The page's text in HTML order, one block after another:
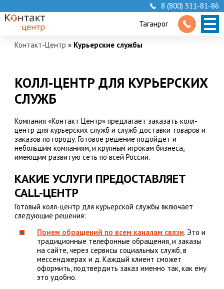
8 (800) 511-81-86
Таганрог
Контакт-Центр » Курьерские службы
КОЛЛ-ЦЕНТР ДЛЯ КУРЬЕРСКИХ
СЛУЖБ
Компания «Контакт Центр» предлагает заказать колл-
центр для курьерских служб и служб доставки товаров и
заказов по городу. Готовое решение подойдет и
небольшим компаниям, и крупным игрокам бизнеса,
имеющим развитую сеть по всей России.
КАКИЕ УСЛУГИ ПРЕДОСТАВЛЯЕТ
CALL-ЦЕНТР
Готовый колл-центр для курьерской службы включает
следующие решения:
Прием обращений по всем каналам связи. Это и
традиционные телефонные обращения, и заказы
на сайте, через сервисы социальных служб, в
мессенджерах и д. Каждый клиент сможет
оформить, подтвердить заказ именно так, как ему
это удобно.